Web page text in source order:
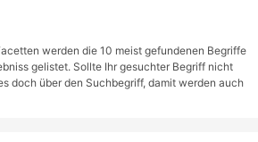
werden die 10 meist gefundenen Begriffe
gelistet. Sollte Ihr gesuchter Begriff nicht
doch über den Suchbegriff, damit werden auch